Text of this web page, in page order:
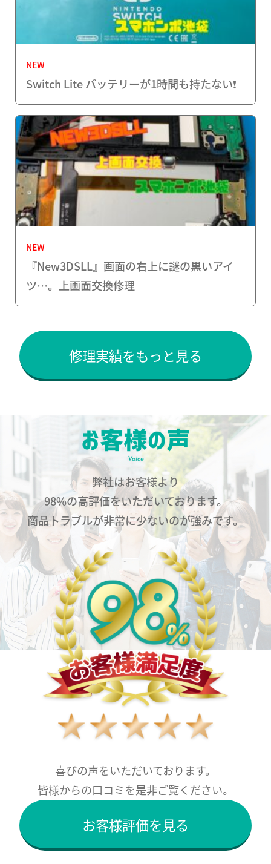
NEW
Switch Lite バッテリーが1時間も持たない❗️
NEW
『New3DSLL』画面の右上に謎の黒いアイ
ツ…。上画面交換修理
修理実績をもっと見る
弊社はお客様より
98%の高評価をいただいております。
商品トラブルが非常に少ないのが強みです。
喜びの声をいただいております。
皆様からの口コミを是非ご覧ください。
お客様評価を見る